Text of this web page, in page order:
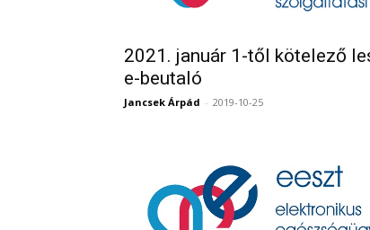
2021. január 1-től kötelező
e-beutaló
Jancsek Árpád - 2019-10-25